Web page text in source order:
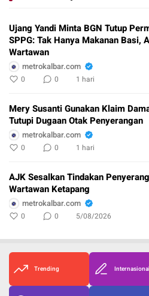
Ujang Yandi Minta BGN Tutup
SPPG: Tak Hanya Makanan Basi,
Wartawan
metrokalbar.com
0 0 1 hari
Mery Susanti Gunakan Klaim
Tutupi Dugaan Otak Penyerangan
metrokalbar.com
0 0 1 hari
AJK Sesalkan Tindakan
Wartawan Ketapang
metrokalbar.com
0 0 5/08/2026
Trending Internasional